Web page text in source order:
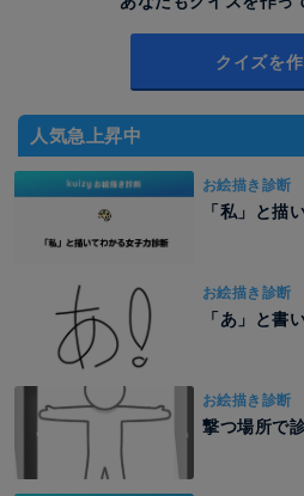
クイズを
人気急上昇中
お絵描き診断
「私」と描
お絵描き診断
「あ」と書
お絵描き診断
撃つ場所で